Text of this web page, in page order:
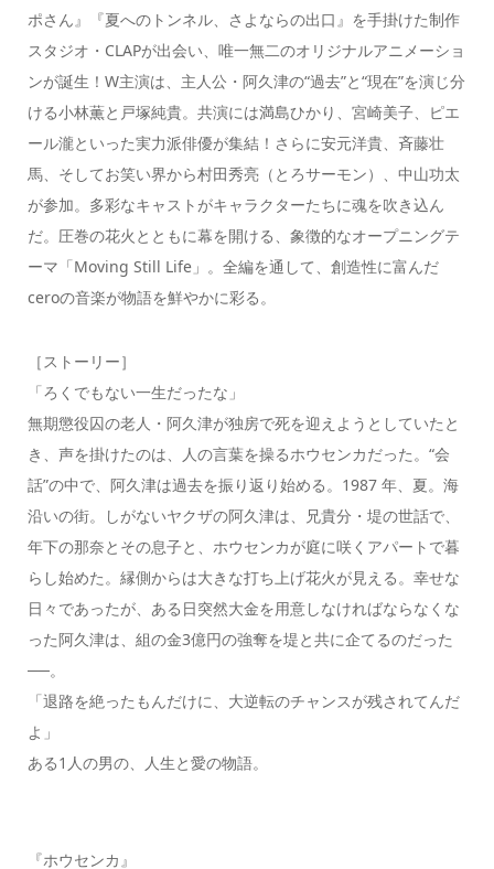
ポさん』『夏へのトンネル、さよならの出口』を手掛けた制作
スタジオ・CLAPが出会い、唯一無二のオリジナルアニメーショ
ンが誕生！W主演は、主人公・阿久津の“過去”と“現在”を演じ分
ける小林薫と戸塚純貴。共演には満島ひかり、宮崎美子、ピエ
ール瀧といった実力派俳優が集結！さらに安元洋貴、斉藤壮
馬、そしてお笑い界から村田秀亮（とろサーモン）、中山功太
が参加。多彩なキャストがキャラクターたちに魂を吹き込ん
だ。圧巻の花火とともに幕を開ける、象徴的なオープニングテ
ーマ「Moving Still Life」。全編を通して、創造性に富んだ
ceroの音楽が物語を鮮やかに彩る。
［ストーリー］
「ろくでもない⼀⽣だったな」
無期懲役囚の⽼⼈・阿久津が独房で死を迎えようとしていたと
き、声を掛けたのは、⼈の⾔葉を操るホウセンカだった。“会
話”の中で、阿久津は過去を振り返り始める。1987 年、夏。海
沿いの街。しがないヤクザの阿久津は、兄貴分・堤の世話で、
年下の那奈とその息⼦と、ホウセンカが庭に咲くアパートで暮
らし始めた。縁側からは⼤きな打ち上げ花⽕が⾒える。幸せな
⽇々であったが、ある⽇突然⼤⾦を⽤意しなければならなくな
った阿久津は、組の⾦3億円の強奪を堤と共に企てるのだった
──。
「退路を絶ったもんだけに、⼤逆転のチャンスが残されてんだ
よ」
ある1⼈の男の、⼈⽣と愛の物語。
『ホウセンカ』